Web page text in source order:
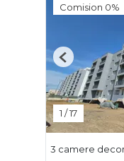
Comision 0%
1 /17
Previous
3 camere